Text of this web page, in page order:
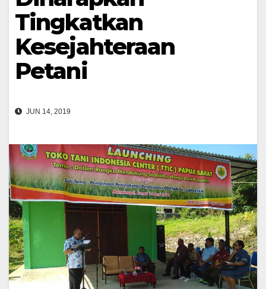
Tingkatkan
Kesejahteraan
Petani
JUN 14, 2019